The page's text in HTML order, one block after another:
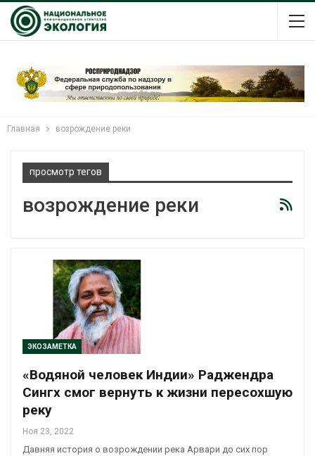
Главная возрождение реки
просмотр тегов
возрождение реки
ЭКОЗАМЕТКА
«Водяной человек Индии» Раджендра
Сингх⁠⁠ смог вернуть к жизни пересохшую
реку
Ноя 23, 2022
Давняя история о возрождении река Арвари до сих пор